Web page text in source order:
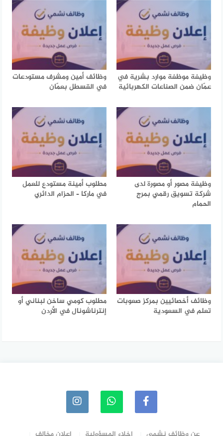
وظيفة موظفة موارد بشرية في
عمّان ضمن الصناعات الكهربائية
وظائف أمين ومشرف مستودعات
في القسطل بعمّان
وظيفة مصور أو مصورة لدى
شركة تسويق رقمي بمرج
الحمام
مطلوب أمينة مستودع للعمل
في ماركا – الحزام الدائري
وظائف أخصائيين بمركز صعوبات
تعلم في السعودية
مطلوب كومي ساخن لبناني أو
إنترناشونال في الأردن